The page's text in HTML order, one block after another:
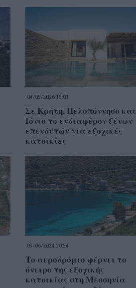
04/05/2026 15:01
Σε Κρήτη, Πελοπόννησο και
Ιόνιο το ενδιαφέρον ξένων
επενδυτών για εξοχικές
κατοικίες
03/06/2024 20:54
Το αεροδρόμιο φέρνει το
όνειρο της εξοχικής
κατοικίας στη Μεσσηνία